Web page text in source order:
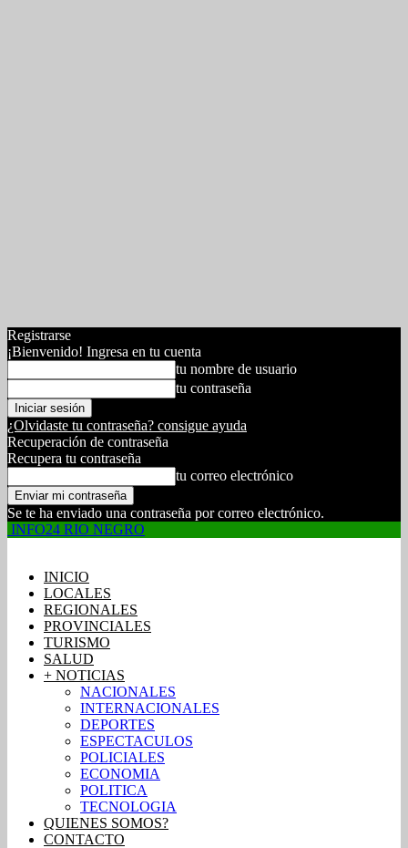
Registrarse
¡Bienvenido! Ingresa en tu cuenta
tu nombre de usuario
tu contraseña
¿Olvidaste tu contraseña? consigue ayuda
Recuperación de contraseña
Recupera tu contraseña
tu correo electrónico
Se te ha enviado una contraseña por correo electrónico.
INFO24 RIO NEGRO
INICIO
LOCALES
REGIONALES
PROVINCIALES
TURISMO
SALUD
+ NOTICIAS
NACIONALES
INTERNACIONALES
DEPORTES
ESPECTACULOS
POLICIALES
ECONOMIA
POLITICA
TECNOLOGIA
QUIENES SOMOS?
CONTACTO